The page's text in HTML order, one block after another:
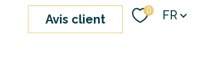
avis client
0 Langue
FR